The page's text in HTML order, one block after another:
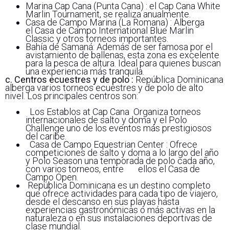
Marina Cap Cana (Punta Cana) : el Cap Cana White
Marlin Tournament, se realiza anualmente.
Casa de Campo Marina (La Romana) : Alberga
el Casa de Campo International Blue Marlin
Classic y otros torneos importantes.
Bahía de Samaná: Además de ser famosa por el
avistamiento de ballenas, esta zona es excelente
para la pesca de altura. Ideal para quienes buscan
una experiencia más tranquila.
c. Centros ecuestres y de polo : República Dominicana
alberga varios torneos ecuestres y de polo de alto
nivel. Los principales centros son:
Los Establos at Cap Cana Organiza torneos
internacionales de salto y doma y el Polo
Challenge uno de los eventos más prestigiosos
del caribe.
Casa de Campo Equestrian Center : Ofrece
competiciones de salto y doma a lo largo del año
y Polo Season una temporada de polo cada año,
con varios torneos, entre ellos el Casa de
Campo Open.
República Dominicana es un destino completo
que ofrece actividades para cada tipo de viajero,
desde el descanso en sus playas hasta
experiencias gastronómicas o más activas en la
naturaleza o en sus instalaciones deportivas de
clase mundial.